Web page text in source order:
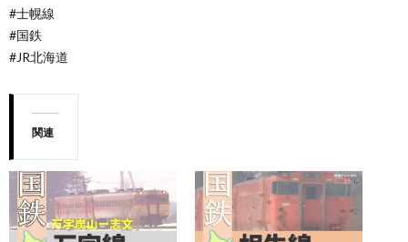
#士幌線
#国鉄
#JR北海道
関連